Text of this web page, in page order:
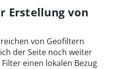
Erstellung von
von Geofiltern
der Seite noch weiter
einen lokalen Bezug